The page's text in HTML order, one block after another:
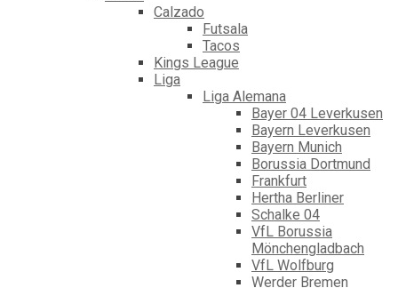
Calzado
Futsala
Tacos
Kings League
Liga
Liga Alemana
Bayer 04 Leverkusen
Bayern Leverkusen
Bayern Munich
Borussia Dortmund
Frankfurt
Hertha Berliner
Schalke 04
VfL Borussia
Mönchengladbach
VfL Wolfburg
Werder Bremen